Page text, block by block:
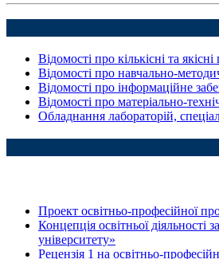
Відомості про кількісні та
Відомості про навчально-
Відомості про інформаційне
Відомості про матеріально-
Обладнання лабораторій,
Проект освітньо-професійної
Концепція освітньої
університету»
Рецензія 1 на освітньо-